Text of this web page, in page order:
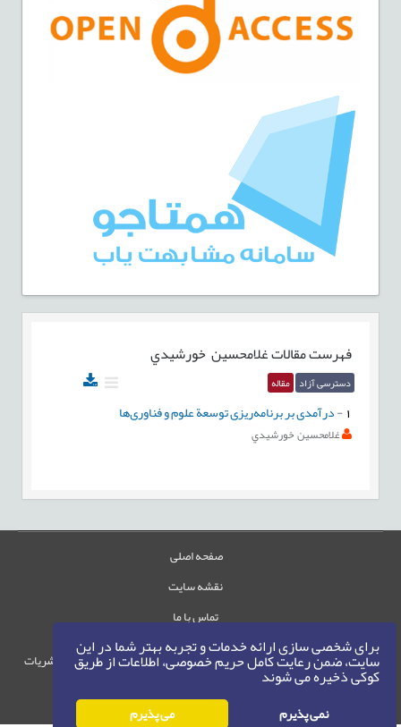
برای شخصی سازی ارائه خدمات و تجربه بهتر شما در این
سایت، ضمن رعایت کامل حریم خصوصی، اطلاعات از طریق
کوکی ذخیره می شوند
نمی پذیرم می پذیرم
فهرست مقالاتغلامحسين خورشيدي
دسترسی آزاد مقاله
-درآمدی بر برنامه‌ریزی توسعة علوم و فناوری‌ها
غلامحسين خورشيدي
صفحه اصلی
نقشه سایت
تماس با ما
حقوق این وب‌سایت متعلق به سامانه مدیریت نشریات
حق نشر 1405-1396